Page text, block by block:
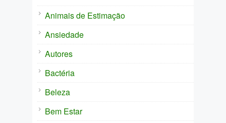
Animais de Estimação
Ansiedade
Autores
Bactéria
Beleza
Bem Estar